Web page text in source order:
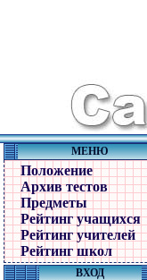
МЕНЮ
Положение
Архив тестов
Предметы
Рейтинг учащихся
Рейтинг учителей
Рейтинг школ
ВХОД